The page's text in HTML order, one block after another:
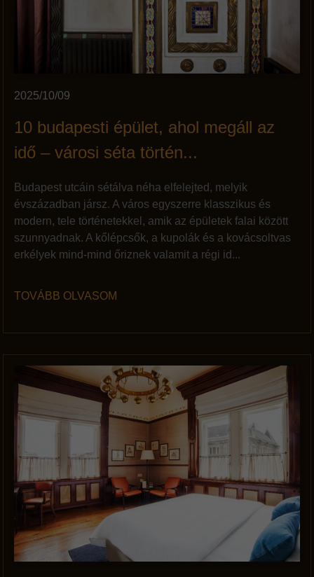
2025/10/09
10 budapesti épület, ahol megáll az
idő – városi séta történ...
Budapest utcáin sétálva néha elfelejted, melyik
évszázadban jársz. A város egyszerre klasszikus és
modern, tele történetekkel, amik az épületek falai között
szunnyadnak. A kőlépcsők, a kupolák és a kovácsoltvas
erkélyek mind-mind őriznek valamit a régi id...
TOVÁBB OLVASOM